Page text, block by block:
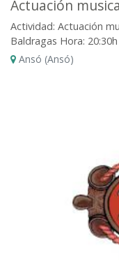
Actuación
Actividad: Actuación
Baldragas Hora: 20:30h
Ansó (Ansó)